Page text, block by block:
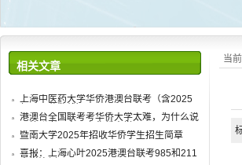
当
相关文章
上海中医药大学华侨港澳台联考（含2025
港澳台全国联考考华侨大学太难，为什么说
暨南大学2025年招收华侨学生招生简章
喜报：上海心叶2025港澳台联考985和211